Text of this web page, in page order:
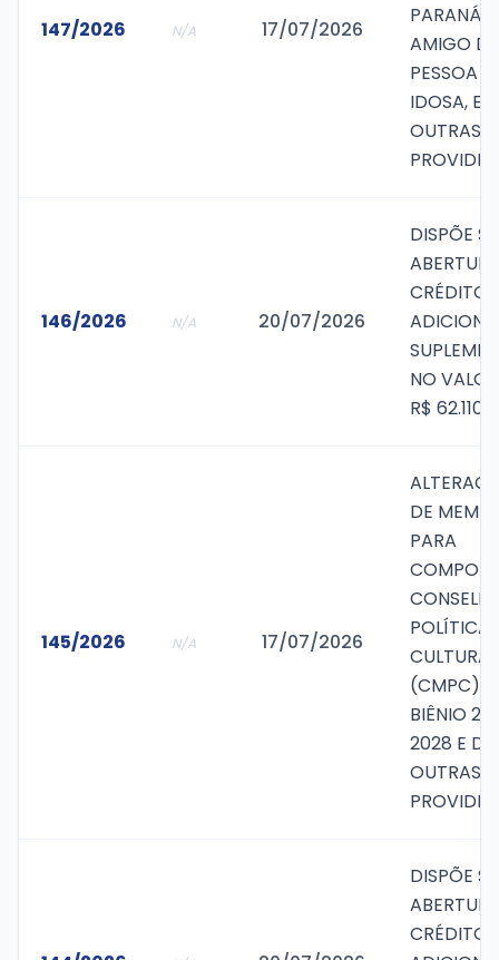
147/2026 N/A 17/07/2026
PARANÁ
AMIGO
PESSOA
IDOSA, E
OUTRAS
146/2026 N/A 20/07/2026
DISPÕE
CRÉDITO
NO
R$
145/2026 N/A 17/07/2026
DE
PARA
POLÍTICA
CULTURAL
(CMPC)
BIÊNIO
2028 E DÁ
OUTRAS
DISPÕE
CRÉDITO